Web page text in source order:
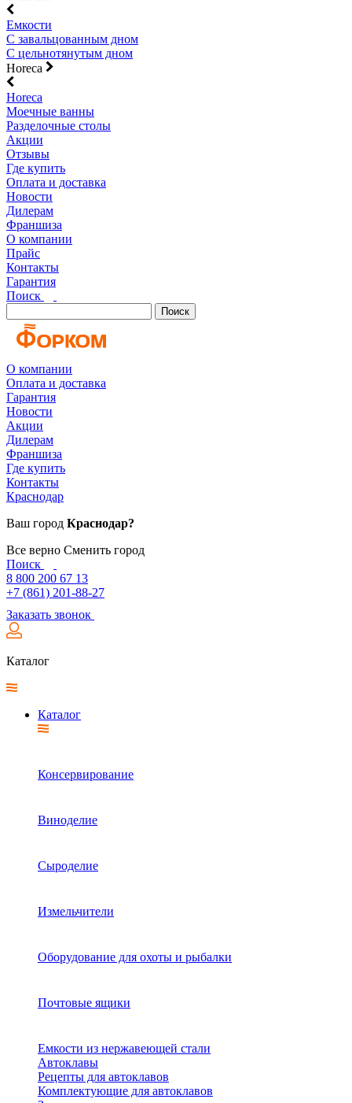
Емкости
С завальцованным дном
С цельнотянутым дном
Horeca
Horeca
Моечные ванны
Разделочные столы
Акции
Отзывы
Где купить
Оплата и доставка
Новости
Дилерам
Франшиза
О компании
Прайс
Контакты
Гарантия
Поиск
Поиск
О компании
Оплата и доставка
Гарантия
Новости
Акции
Дилерам
Франшиза
Где купить
Контакты
Краснодар
Ваш город Краснодар?
Все верно Сменить город
Поиск
8 800 200 67 13
+7 (861) 201-88-27
Заказать звонок
Каталог
Каталог
Консервирование
Виноделие
Сыроделие
Измельчители
Оборудование для охоты и рыбалки
Почтовые ящики
Емкости из нержавеющей стали
Автоклавы
Рецепты для автоклавов
Комплектующие для автоклавов